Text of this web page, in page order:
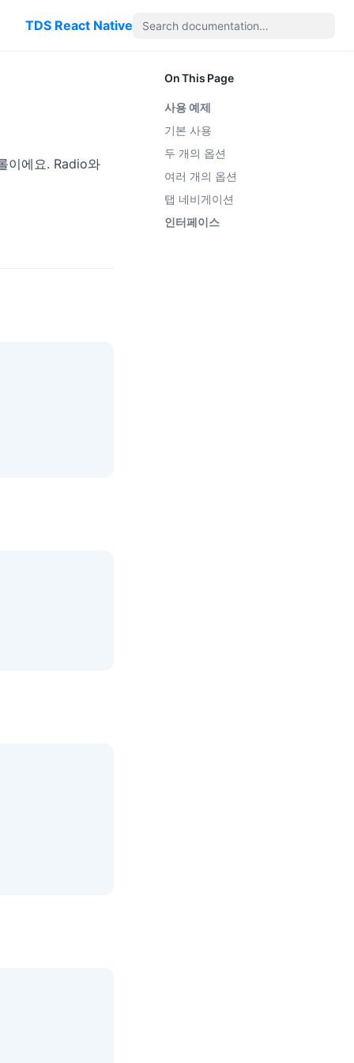
TDS React Native
On This Page
사용 예제
기본 사용
두 개의 옵션
여러 개의 옵션
탭 네비게이션
인터페이스
이에요. Radio와